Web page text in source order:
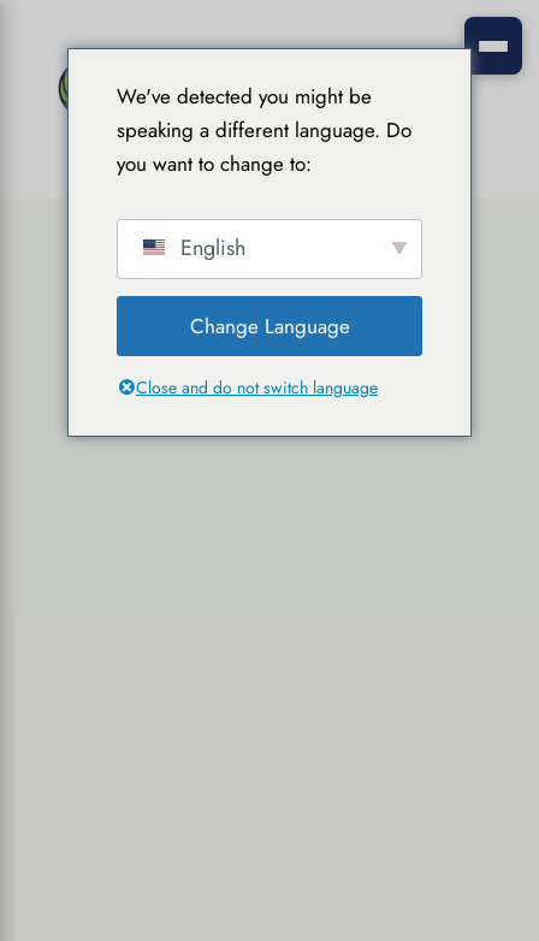
We've detected you might be
speaking a different language. Do
you want to change to:
English
Change Language
Close and do not switch language